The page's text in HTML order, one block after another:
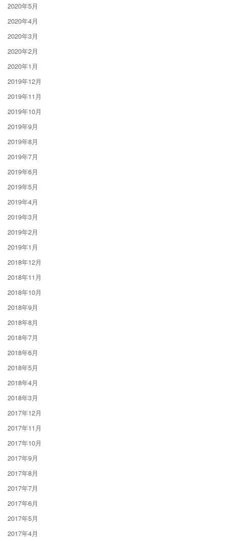
2020年5月
2020年4月
2020年3月
2020年2月
2020年1月
2019年12月
2019年11月
2019年10月
2019年9月
2019年8月
2019年7月
2019年6月
2019年5月
2019年4月
2019年3月
2019年2月
2019年1月
2018年12月
2018年11月
2018年10月
2018年9月
2018年8月
2018年7月
2018年6月
2018年5月
2018年4月
2018年3月
2017年12月
2017年11月
2017年10月
2017年9月
2017年8月
2017年7月
2017年6月
2017年5月
2017年4月